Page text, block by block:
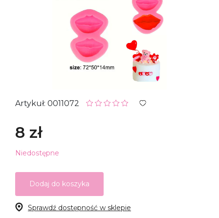
Artykuł: 0011072
8 zł
Niedostępne
Dodaj do koszyka
Sprawdź dostępność w sklepie